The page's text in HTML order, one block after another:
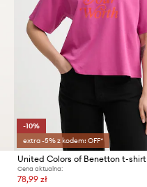
-10%
extra -5% z kodem: OFF*
Cena aktualna:
78,99 zł